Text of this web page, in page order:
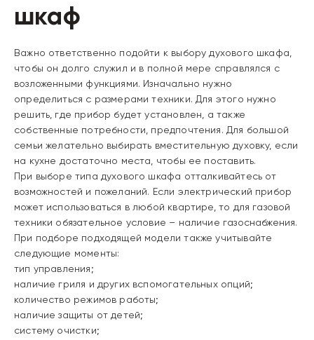
шкаф
Важно ответственно подойти к выбору духового шкафа,
чтобы он долго служил и в полной мере справлялся с
возложенными функциями. Изначально нужно
определиться с размерами техники. Для этого нужно
решить, где прибор будет установлен, а также
собственные потребности, предпочтения. Для большой
семьи желательно выбирать вместительную духовку, если
на кухне достаточно места, чтобы ее поставить.
При выборе типа духового шкафа отталкивайтесь от
возможностей и пожеланий. Если электрический прибор
может использоваться в любой квартире, то для газовой
техники обязательное условие – наличие газоснабжения.
При подборе подходящей модели также учитывайте
следующие моменты:
тип управления;
наличие гриля и других вспомогательных опций;
количество режимов работы;
наличие защиты от детей;
систему очистки;